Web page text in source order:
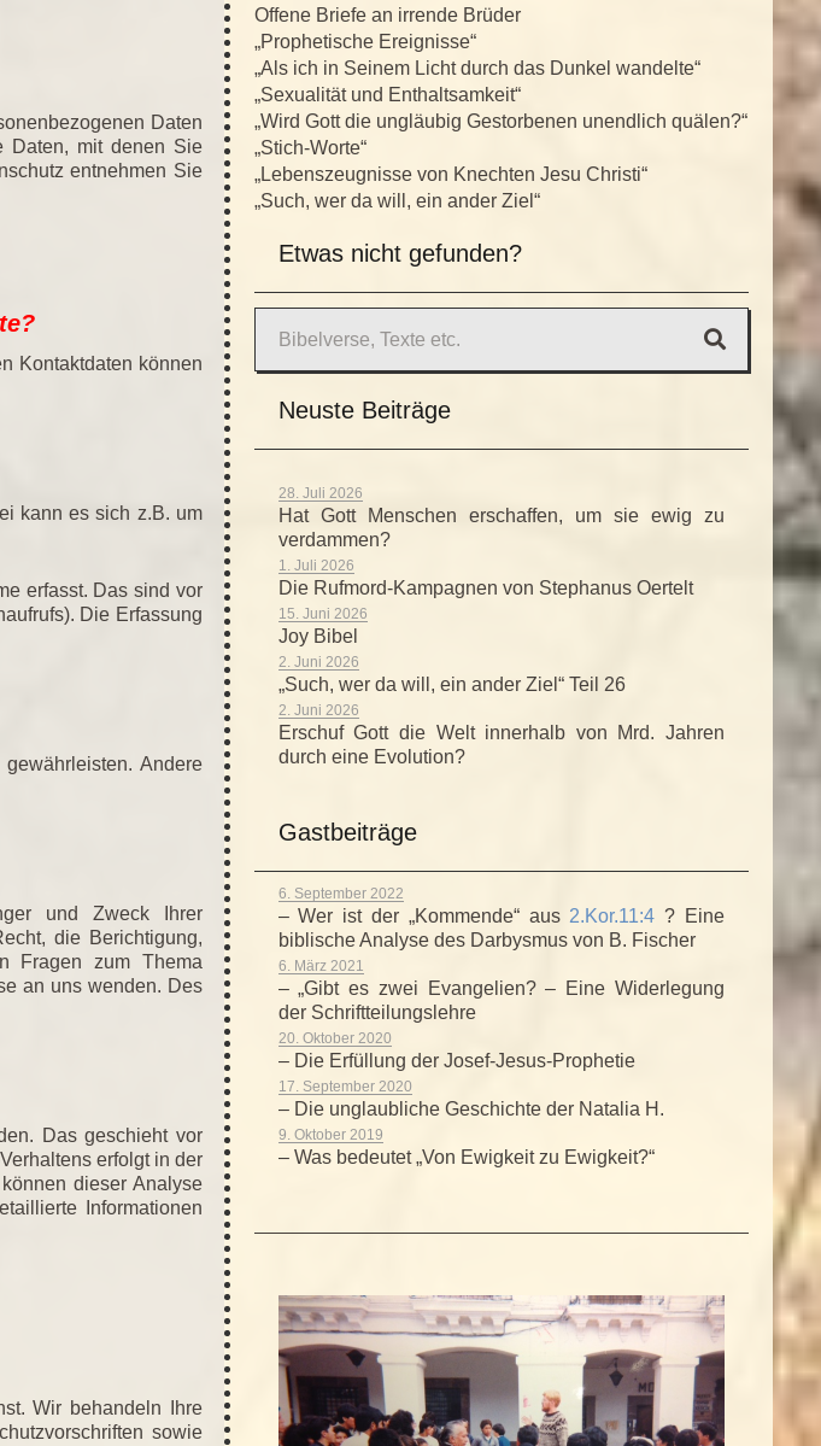
Daten
Daten, mit denen Sie
entnehmen Sie
Kontaktdaten können
kann es sich z.B. um
erfasst. Das sind vor
Die Erfassung
Andere
und Zweck Ihrer
die Berichtigung,
Fragen zum Thema
an uns wenden. Des
Das geschieht vor
erfolgt in der
dieser Analyse
Informationen
Wir behandeln Ihre
sowie
Offene Briefe an irrende Brüder
„Prophetische Ereignisse“
„Als ich in Seinem Licht durch das Dunkel wandelte“
„Sexualität und Enthaltsamkeit“
„Wird Gott die ungläubig Gestorbenen unendlich quälen?“
„Stich-Worte“
„Lebenszeugnisse von Knechten Jesu Christi“
„Such, wer da will, ein ander Ziel“
Etwas nicht gefunden?
Neuste Beiträge
28. Juli 2026
Hat Gott Menschen erschaffen, um sie ewig zu
verdammen?
1. Juli 2026
Die Rufmord-Kampagnen von Stephanus Oertelt
15. Juni 2026
Joy Bibel
2. Juni 2026
„Such, wer da will, ein ander Ziel“ Teil 26
2. Juni 2026
Erschuf Gott die Welt innerhalb von Mrd. Jahren
durch eine Evolution?
Gastbeiträge
6. September 2022
– Wer ist der „Kommende“ aus 2.Kor.11:4 ? Eine
biblische Analyse des Darbysmus von B. Fischer
6. März 2021
– „Gibt es zwei Evangelien? – Eine Widerlegung
der Schriftteilungslehre
20. Oktober 2020
– Die Erfüllung der Josef-Jesus-Prophetie
17. September 2020
– Die unglaubliche Geschichte der Natalia H.
9. Oktober 2019
– Was bedeutet „Von Ewigkeit zu Ewigkeit?“